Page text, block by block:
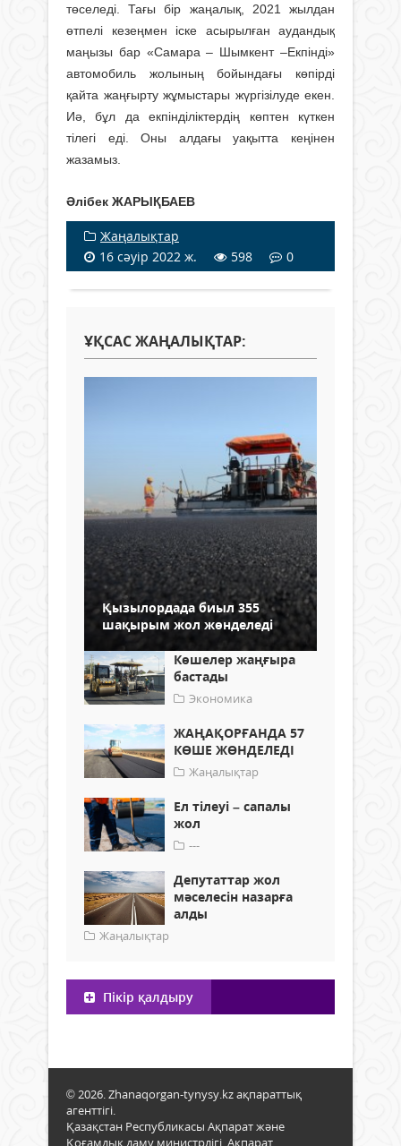
төселеді. Тағы бір жаңалық, 2021 жылдан
өтпелі кезеңмен іске асырылған аудандық
маңызы бар «Самара – Шымкент –Екпінді»
автомобиль жолының бойындағы көпірді
қайта жаңғырту жұмыстары жүргізілуде екен.
Иә, бұл да екпінділіктердің көптен күткен
тілегі еді. Оны алдағы уақытта кеңінен
жазамыз.
Әлібек ЖАРЫҚБАЕВ
Жаңалықтар
16 сәуір 2022 ж.
598 0
ҰҚСАС ЖАҢАЛЫҚТАР:
Қызылордада биыл 355
шақырым жол жөнделеді
Көшелер жаңғыра
бастады
Экономика
ЖАҢАҚОРҒАНДА 57
КӨШЕ ЖӨНДЕЛЕДІ
Жаңалықтар
Ел тілеуі – сапалы
жол
---
Депутаттар жол
мәселесін назарға
алды
Жаңалықтар
Пікір қалдыру
© 2026. Zhanaqorgan-tynysy.kz ақпараттық
агенттігі.
Қазақстан Республикасы Ақпарат және
Қоғамдық даму министрлігі, Ақпарат